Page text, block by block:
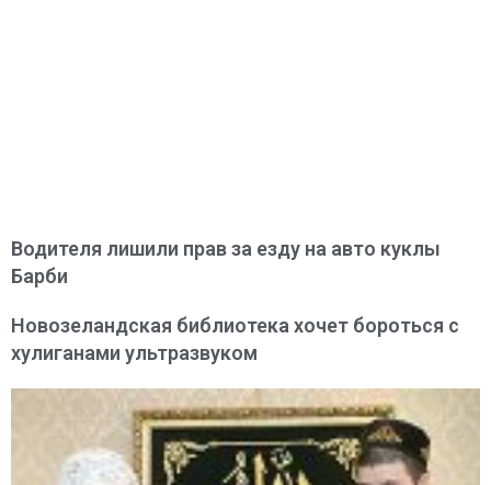
Водителя лишили прав за езду на авто куклы
Барби
Новозеландская библиотека хочет бороться с
хулиганами ультразвуком